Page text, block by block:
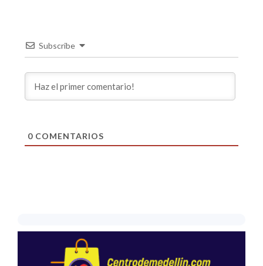
Subscribe
0COMENTARIOS